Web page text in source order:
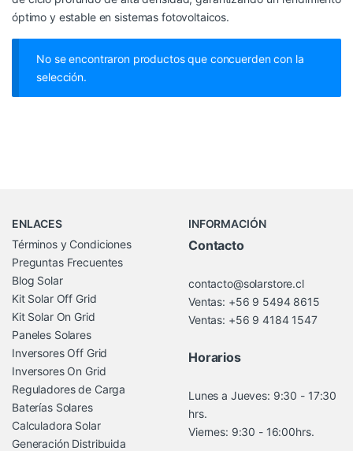
óptimo y estable en sistemas fotovoltaicos.
No se encontraron productos que concuerden con la
selección.
ENLACES
Términos y Condiciones
Preguntas Frecuentes
Blog Solar
Kit Solar Off Grid
Kit Solar On Grid
Paneles Solares
Inversores Off Grid
Inversores On Grid
Reguladores de Carga
Baterías Solares
Calculadora Solar
Generación Distribuida
INFORMACIÓN
Contacto
contacto@solarstore.cl
Ventas: +56 9 5494 8615
Ventas: +56 9 4184 1547
Horarios
Lunes a Jueves: 9:30 - 17:30
hrs.
Viernes: 9:30 - 16:00hrs.